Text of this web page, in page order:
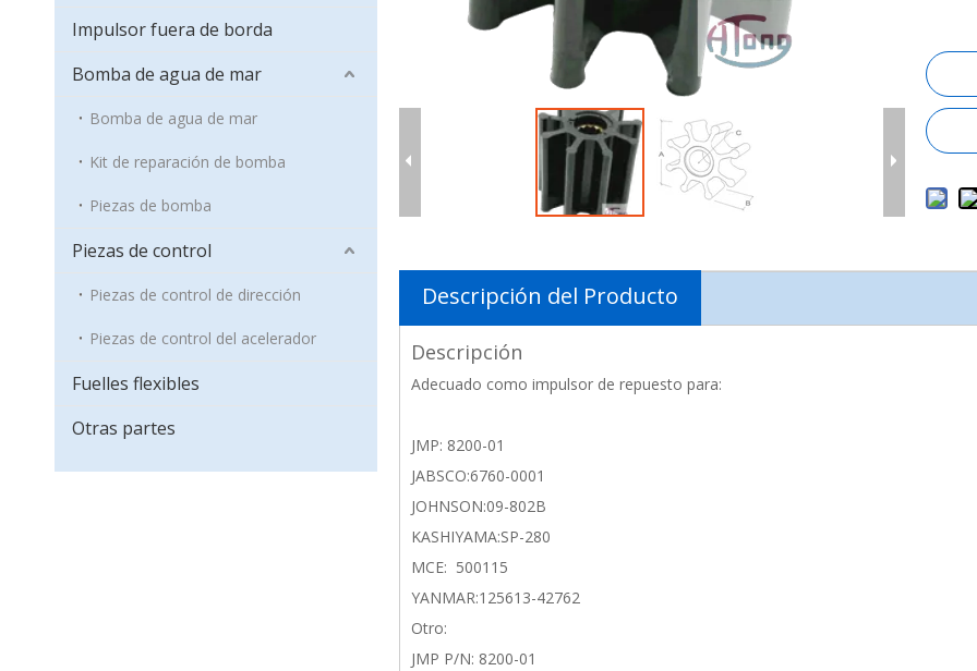
Impulsor fuera de borda
Bomba de agua de mar
Bomba de agua de mar
Kit de reparación de bomba
Piezas de bomba
Piezas de control
Piezas de control de dirección
Piezas de control del acelerador
Fuelles flexibles
Otras partes
Descripción del Producto
Descripción
Adecuado como impulsor de repuesto para:
JMP: 8200-01
JABSCO:6760-0001
JOHNSON:09-802B
KASHIYAMA:SP-280
MCE: 500115
YANMAR:125613-42762
Otro:
JMP P/N: 8200-01